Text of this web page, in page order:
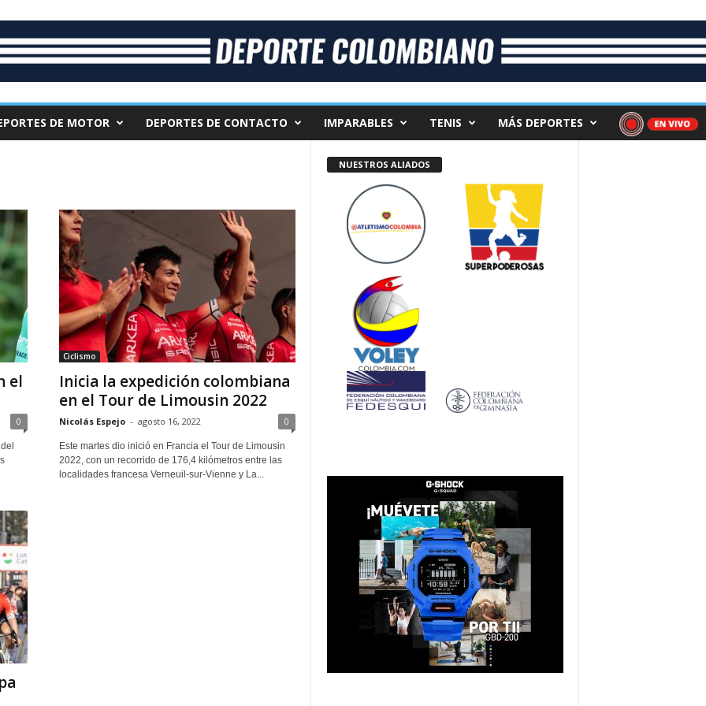
DE MOTOR DEPORTES DE CONTACTO IMPARABLES TENIS MÁS DEPORTES
el
0
Ciclismo
Inicia la expedición colombiana
en el Tour de Limousin 2022
Nicolás Espejo - agosto 16, 2022 0
Este martes dio inició en Francia el Tour de Limousin
2022, con un recorrido de 176,4 kilómetros entre las
localidades francesa Verneuil-sur-Vienne y La...
NUESTROS ALIADOS